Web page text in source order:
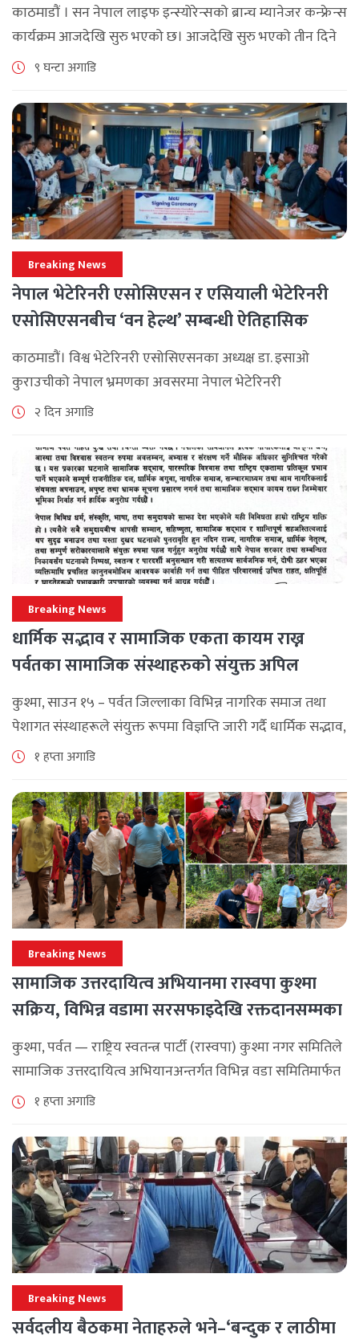
काठमाडौं । सन नेपाल लाइफ इन्स्योरेन्सको ब्रान्च म्यानेजर कन्फ्रेन्स
कार्यक्रम आजदेखि सुरु भएको छ। आजदेखि सुरु भएको तीन दिने
ब्रान्च म्यानेजर कन्फ्रेन्स विभिन्न कार्यक्रमहरुका साथ भब्य साथ
९ घन्टा अगाडि
Breaking News
नेपाल भेटेरिनरी एसोसिएसन र एसियाली भेटेरिनरी
एसोसिएसनबीच ‘वन हेल्थ’ सम्बन्धी ऐतिहासिक
समझदारी
काठमाडौं। विश्व भेटेरिनरी एसोसिएसनका अध्यक्ष डा. इसाओ
कुराउचीको नेपाल भ्रमणका अवसरमा नेपाल भेटेरिनरी
एसोसिएसनले अन्तर्राष्ट्रिय सहकार्यलाई नयाँ उचाइमा पुर्‍याउँदै
जनाएको छ। भ्रमणका क्रममा विश्व [...]
२ दिन अगाडि
Breaking News
धार्मिक सद्भाव र सामाजिक एकता कायम राख्न
पर्वतका सामाजिक संस्थाहरुको संयुक्त अपिल
कुश्मा, साउन १५ – पर्वत जिल्लाका विभिन्न नागरिक समाज तथा
पेशागत संस्थाहरूले संयुक्त रूपमा विज्ञप्ति जारी गर्दै धार्मिक सद्भाव,
सामाजिक एकता र कानुनी शासन कायम राख्न सबै पक्षलाई संयमता
१ हप्ता अगाडि
Breaking News
सामाजिक उत्तरदायित्व अभियानमा रास्वपा कुश्मा
सक्रिय, विभिन्न वडामा सरसफाइदेखि रक्तदानसम्मका
कार्यक्रम
कुश्मा, पर्वत — राष्ट्रिय स्वतन्त्र पार्टी (रास्वपा) कुश्मा नगर समितिले
सामाजिक उत्तरदायित्व अभियानअन्तर्गत विभिन्न वडा समितिमार्फत
समुदाय केन्द्रित र सेवामूलक कार्यक्रम सञ्चालन गरिरहेको जनाएको
१ हप्ता अगाडि
Breaking News
सर्वदलीय बैठकमा नेताहरुले भने–‘बन्दुक र लाठीमा